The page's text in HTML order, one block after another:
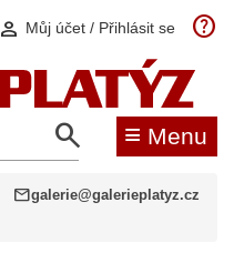
person Můj účet / Přihlásit se help
search ≡ Menu
mailgalerie@galerieplatyz.cz